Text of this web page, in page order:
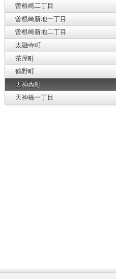
曽根崎二丁目
曽根崎新地一丁目
曽根崎新地二丁目
太融寺町
茶屋町
鶴野町
天神西町
天神橋一丁目